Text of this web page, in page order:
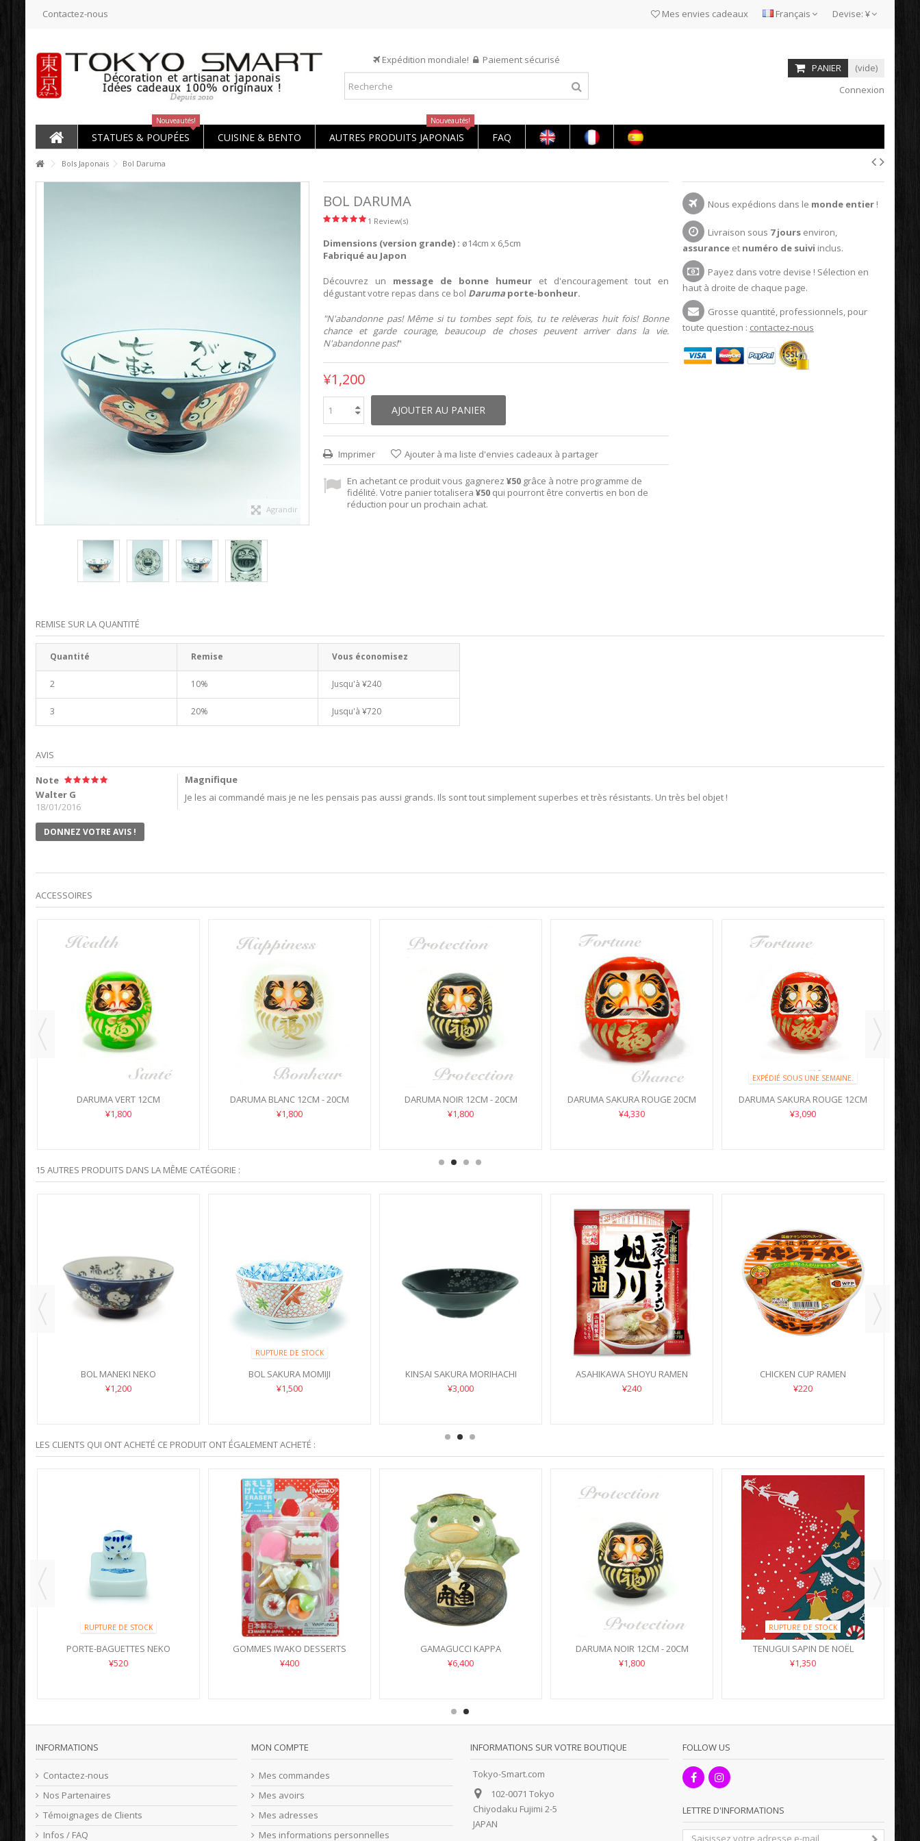
Devise: ¥
Français
Contactez-nous Mes envies cadeaux
Expédition mondiale! Paiement sécurisé
PANIER
(vide)
Connexion
STATUES & POUPÉES
Nouveautés!
CUISINE & BENTO AUTRES PRODUITS JAPONAIS
Nouveautés!
FAQ
Bols Japonais Bol Daruma
Agrandir
BOL DARUMA
1 Review(s)
Dimensions (version grande) : ø14cm x 6,5cm
Fabriqué au Japon
Découvrez un message de bonne humeuret d'encouragement tout en
dégustant votre repas dans ce bol Darumaporte-bonheur.
"N'abandonne pas! Même si tu tombes sept fois, tu te relèveras huit fois! Bonne
chance et garde courage, beaucoup de choses peuvent arriver dans la vie.
N'abandonne pas!"
¥1,200
AJOUTER AU PANIER
Imprimer Ajouter à ma liste d'envies cadeaux à partager
En achetant ce produit vous gagnerez ¥50grâce à notre programme de
fidélité. Votre panier totalisera ¥50qui pourront être convertis en bon de
réduction pour un prochain achat.
Nous expédions dans le monde entier!
Livraison sous 7 joursenviron,
assuranceet numéro de suivi inclus.
Payez dans votre devise ! Sélection en
haut à droite de chaque page.
Grosse quantité, professionnels, pour
toute question : contactez-nous
REMISE SUR LA QUANTITÉ
Quantité Remise Vous économisez
2 10% Jusqu'à ¥240
3 20% Jusqu'à ¥720
AVIS
Note
Walter G
18/01/2016
Magnifique
Je les ai commandé mais je ne les pensais pas aussi grands. Ils sont tout simplement superbes et très résistants. Un très bel objet !
DONNEZ VOTRE AVIS !
ACCESSOIRES
DARUMA VERT 12CM
¥1,800
DARUMA BLANC 12CM - 20CM
¥1,800
DARUMA NOIR 12CM - 20CM
¥1,800
DARUMA SAKURA ROUGE 20CM
¥4,330
EXPÉDIÉ SOUS UNE SEMAINE.
DARUMA SAKURA ROUGE 12CM
¥3,090
15 AUTRES PRODUITS DANS LA MÊME CATÉGORIE :
BOL MANEKI NEKO
¥1,200
RUPTURE DE STOCK
BOL SAKURA MOMIJI
¥1,500
KINSAI SAKURA MORIHACHI
¥3,000
ASAHIKAWA SHOYU RAMEN
¥240
CHICKEN CUP RAMEN
¥220
LES CLIENTS QUI ONT ACHETÉ CE PRODUIT ONT ÉGALEMENT ACHETÉ :
RUPTURE DE STOCK
PORTE-BAGUETTES NEKO
¥520
GOMMES IWAKO DESSERTS
¥400
GAMAGUCCI KAPPA
¥6,400
DARUMA NOIR 12CM - 20CM
¥1,800
RUPTURE DE STOCK
TENUGUI SAPIN DE NOËL
¥1,350
INFORMATIONS
Contactez-nous
Nos Partenaires
Témoignages de Clients
Infos / FAQ
MON COMPTE
Mes commandes
Mes avoirs
Mes adresses
Mes informations personnelles
INFORMATIONS SUR VOTRE BOUTIQUE
Tokyo-Smart.com
102-0071 Tokyo
Chiyodaku Fujimi 2-5
JAPAN
FOLLOW US
LETTRE D'INFORMATIONS